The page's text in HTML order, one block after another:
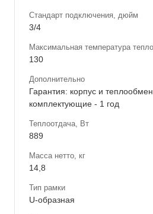
Стандарт подключения, дюйм
3/4
Максимальная температура
130
Дополнительно
Гарантия: корпус и
комплектующие - 1 год
Теплоотдача, Вт
889
Масса нетто, кг
14,8
Тип рамки
U-образная